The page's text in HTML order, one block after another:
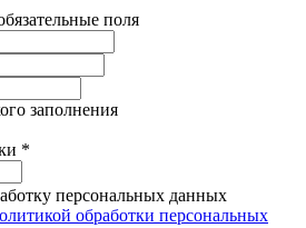
поля
заполнения
*
персональных данных
обработки персональных